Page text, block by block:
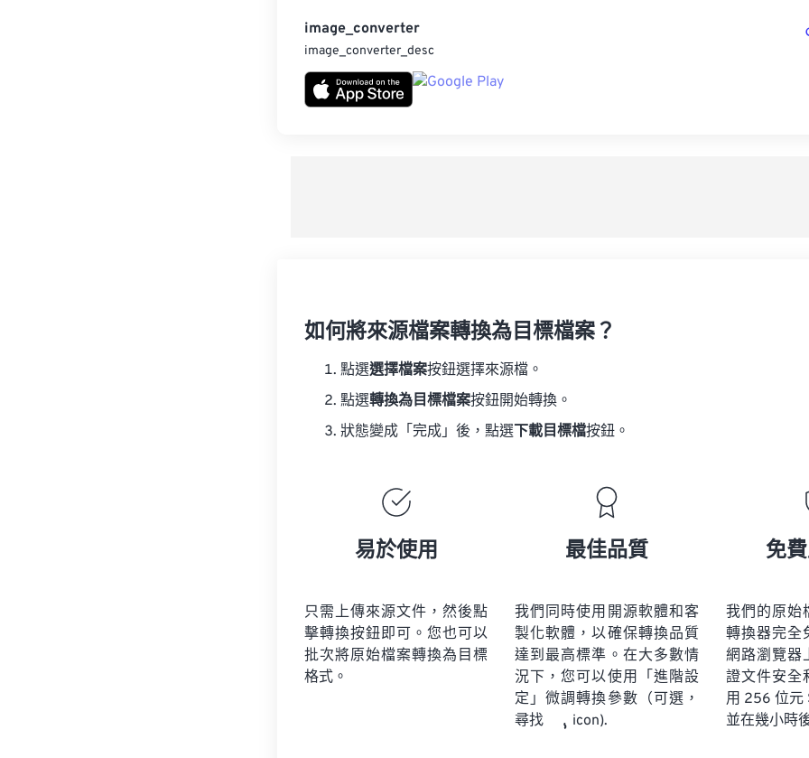
image_converter
image_converter_desc
如何將來源檔案轉換為目標檔案？
點選選擇檔案按鈕選擇來源檔。
點選轉換為目標檔案按鈕開始轉換。
狀態變成「完成」後，點選 下載目標檔按鈕。
易於使用
只需上傳來源文件，然後點
擊轉換按鈕即可。您也可以
批次將原始檔案轉換為目標
格式。
最佳品質
我們同時使用開源軟體和客
製化軟體，以確保轉換品質
達到最高標準。在大多數情
況下，您可以使用「進階設
定」微調轉換參數（可選，
尋找
icon).
免
我們的原始
轉換器完全
網路瀏覽器
證文件安全
用 256 位元
並在幾小時